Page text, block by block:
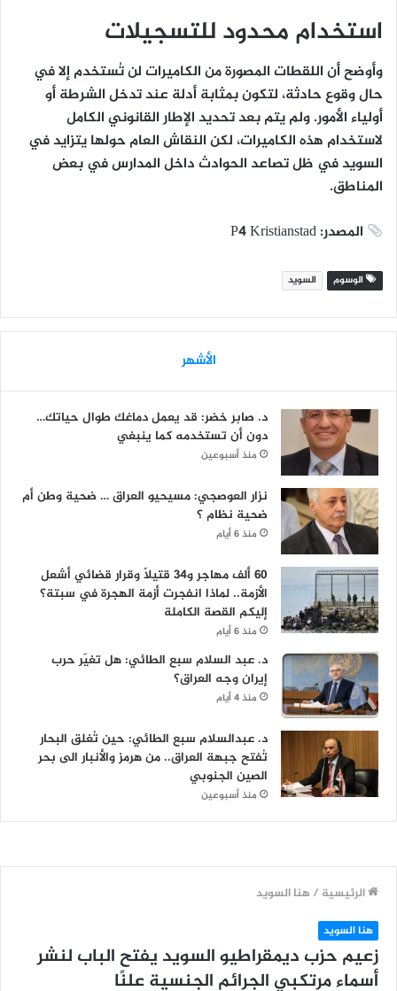
استخدام محدود للتسجيلات
وأوضح أن اللقطات المصورة من الكاميرات لن تُستخدم إلا في
حال وقوع حادثة، لتكون بمثابةأدلة عند تدخل الشرطة أو
أولياء الأمور. ولم يتم بعد تحديد الإطار القانوني الكامل
لاستخدام هذه الكاميرات، لكن النقاش العام حولها يتزايد في
السويد في ظل تصاعد الحوادث داخل المدارس في بعض
المناطق.
المصدر: P4 Kristianstad
الوسوم السويد
الأشهر
د. صابر خضر: قد يعمل دماغك طوال حياتك…
دون أن تستخدمه كما ينبغي
منذ أسبوعين
نزار العوصجي: مسيحيو العراق … ضحية وطن أم
ضحية نظام ؟
منذ 6 أيام
60 ألف مهاجر و34 قتيلاً وقرار قضائي أشعل
الأزمة.. لماذا انفجرت أزمة الهجرة في سبتة؟
إليكم القصة الكاملة
منذ 6 أيام
د. عبد السلام سبع الطائي: هل تغيّر حرب
إيران وجه العراق؟
منذ 4 أيام
د. عبدالسلام سبع الطائي: حين تُغلق البحار
تُفتح جبهة العراق.. من هرمز والأنبار الى بحر
الصين الجنوبي
منذ أسبوعين